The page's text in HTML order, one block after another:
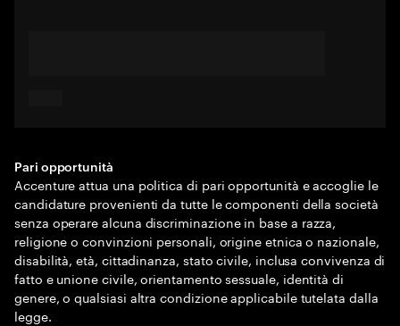
Pari opportunità
Accenture attua una politica di pari opportunità e accoglie le
candidature provenienti da tutte le componenti della società
senza operare alcuna discriminazione in base a razza,
religione o convinzioni personali, origine etnica o nazionale,
disabilità, età, cittadinanza, stato civile, inclusa convivenza di
fatto e unione civile, orientamento sessuale, identità di
genere, o qualsiasi altra condizione applicabile tutelata dalla
legge.